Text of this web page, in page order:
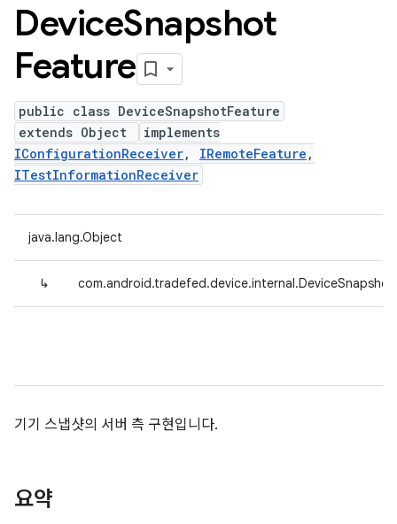
DeviceSnapshot
Feature
public class DeviceSnapshotFeature
extends Object
implements
IConfigurationReceiver, IRemoteFeature ,
ITestInformationReceiver
java.lang.Object
↳
기기 스냅샷의 서버 측 구현입니다.
요약